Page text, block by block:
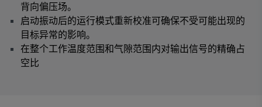
背向偏压场。
启动振动后的运行模式重新校准可确保不受可能出现的
目标异常的影响。
在整个工作温度范围和气隙范围内对输出信号的精确占
空比